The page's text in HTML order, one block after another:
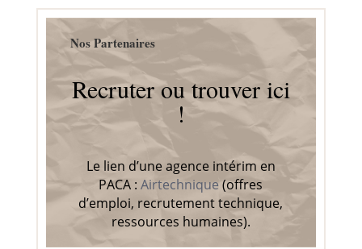
Nos Partenaires
Recruter ou trouver ici
!
Le lien d’une agence intérim en
PACA :Airtechnique(offres
d’emploi, recrutement technique,
ressources humaines).